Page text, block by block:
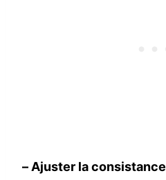
– Ajuster la consistance